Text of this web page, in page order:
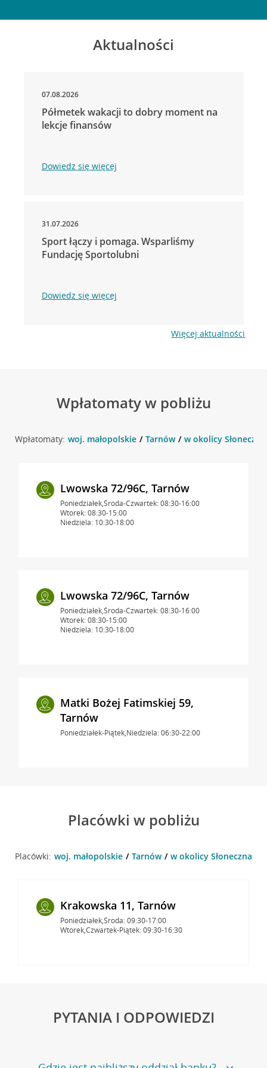
Aktualności
07.08.2026
Półmetek wakacji to dobry moment na
lekcje finansów
Dowiedz się więcej
31.07.2026
Sport łączy i pomaga. Wsparliśmy
Fundację Sportolubni
Dowiedz się więcej
Więcej aktualności
Wpłatomaty w pobliżu
Wpłatomaty: woj. małopolskie Tarnów w okolicy
Lwowska 72/96C, Tarnów
Poniedziałek,Środa-Czwartek: 08:30-16:00
Wtorek: 08:30-15:00
Niedziela: 10:30-18:00
Lwowska 72/96C, Tarnów
Poniedziałek,Środa-Czwartek: 08:30-16:00
Wtorek: 08:30-15:00
Niedziela: 10:30-18:00
Matki Bożej Fatimskiej 59,
Tarnów
Poniedziałek-Piątek,Niedziela: 06:30-22:00
Placówki w pobliżu
Placówki: woj. małopolskie Tarnów w okolicy Słoneczna 32
Krakowska 11, Tarnów
Poniedziałek,Środa: 09:30-17:00
Wtorek,Czwartek-Piątek: 09:30-16:30
PYTANIA I ODPOWIEDZI